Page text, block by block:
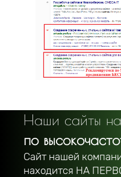
Наши сайты
по
Сайт нашей
находится НА